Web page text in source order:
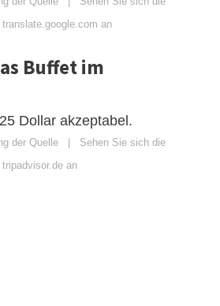
an
Buffet im
Dollar akzeptabel.
der Quelle
Sehen Sie sich die
an